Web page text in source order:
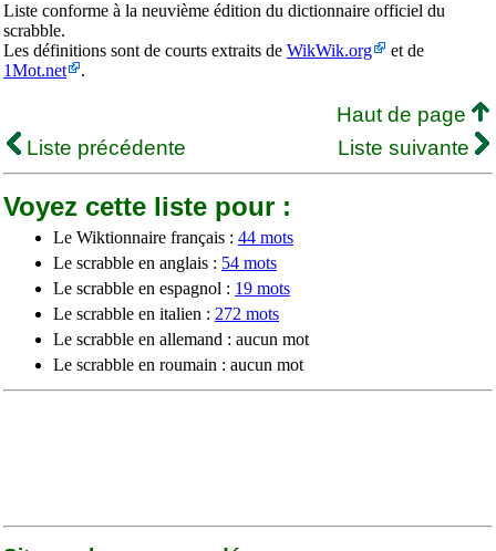
Liste conforme à la neuvième édition du dictionnaire officiel du
scrabble.
Les définitions sont de courts extraits de WikWik.org
et de
1Mot.net
.
Haut de page
Liste précédente
Liste suivante
Voyez cette liste pour :
Le Wiktionnaire français : 44 mots
Le scrabble en anglais : 54 mots
Le scrabble en espagnol : 19 mots
Le scrabble en italien : 272 mots
Le scrabble en allemand : aucun mot
Le scrabble en roumain : aucun mot